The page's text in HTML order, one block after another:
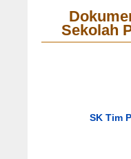
Sekolah
SK Tim